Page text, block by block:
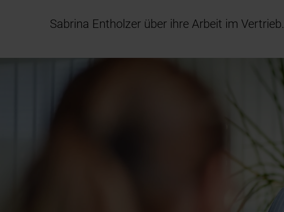
Sabrina Entholzer über ihre Arbeit im Vertrieb.